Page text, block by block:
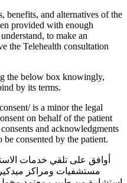
benefits, and alternatives of the
provided with enough
to make an
the Telehealth consultation
the below box knowingly,
by its terms.
is a minor the legal
on behalf of the patient
and acknowledgments
be consented by the patient.
أوافق على تلقي خدمات
مستشفيات ومراكز